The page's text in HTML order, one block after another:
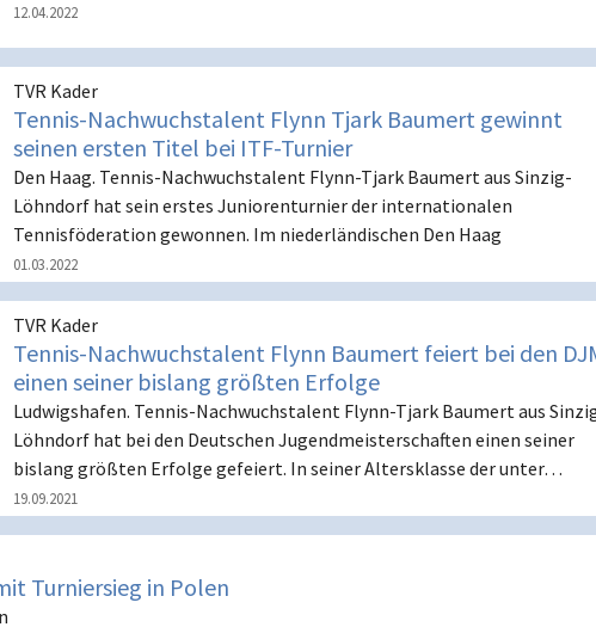
12.04.2022
TVR Kader
Tennis-Nachwuchstalent Flynn Tjark Baumert gewinnt
seinen ersten Titel bei ITF-Turnier
Den Haag. Tennis-Nachwuchstalent Flynn-Tjark Baumert aus Sinzig-
Löhndorf hat sein erstes Juniorenturnier der internationalen
Tennisföderation gewonnen. Im niederländischen Den Haag
01.03.2022
TVR Kader
Tennis-Nachwuchstalent Flynn Baumert feiert bei den
einen seiner bislang größten Erfolge
Ludwigshafen. Tennis-Nachwuchstalent Flynn-Tjark Baumert aus
Löhndorf hat bei den Deutschen Jugendmeisterschaften einen seiner
bislang größten Erfolge gefeiert. In seiner Altersklasse der unter…
19.09.2021
Turniersieg in Polen